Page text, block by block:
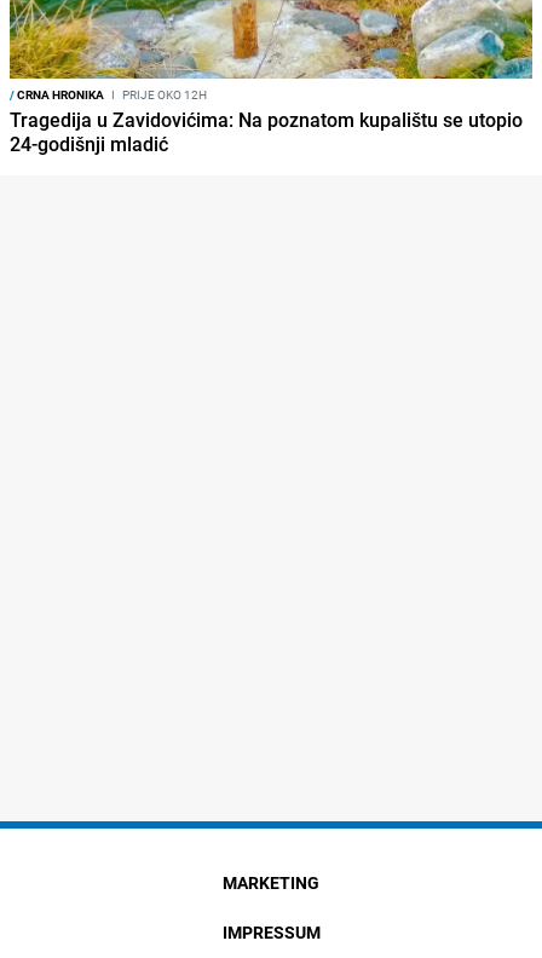
/CRNA HRONIKA I PRIJE OKO 12H
Tragedija u Zavidovićima: Na poznatom kupalištu se utopio
24-godišnji mladić
MARKETING
IMPRESSUM